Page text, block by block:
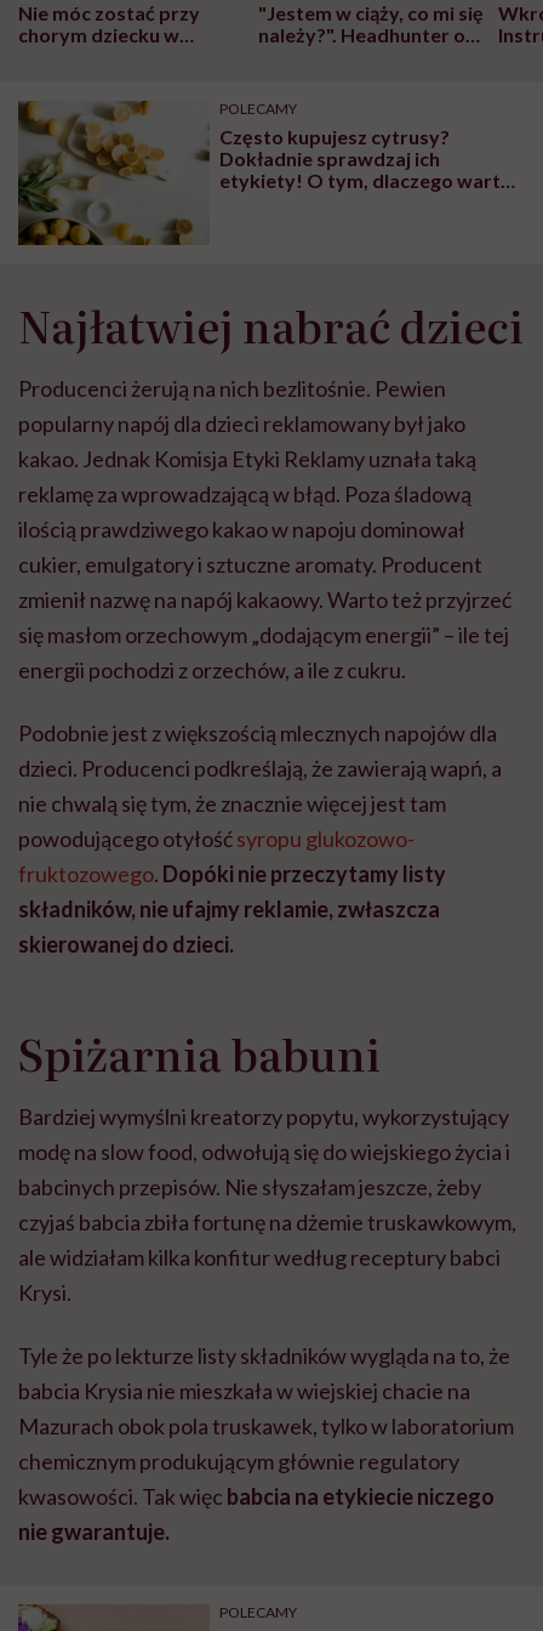
Nie móc zostać przy
chorym dziecku w
może chyba tylko
głupota i brak
wyobraźni"
"Jestem w ciąży, co mi się
należy?". Headhunter o
pracy
POLECAMY
Często kupujesz cytrusy?
Dokładnie sprawdzaj ich
etykiety! O tym, dlaczego warto
Najłatwiej nabrać dzieci
Producenci żerują na nich bezlitośnie. Pewien
popularny napój dla dzieci reklamowany był jako
kakao. Jednak Komisja Etyki Reklamy uznała taką
reklamę za wprowadzającą w błąd. Poza śladową
ilością prawdziwego kakao w napoju dominował
cukier, emulgatory i sztuczne aromaty. Producent
zmienił nazwę na napój kakaowy. Warto też przyjrzeć
się masłom orzechowym „dodającym energii” – ile tej
energii pochodzi z orzechów, a ile z cukru.
Podobnie jest z większością mlecznych napojów dla
dzieci. Producenci podkreślają, że zawierają wapń, a
nie chwalą się tym, że znacznie więcej jest tam
powodującego otyłośćsyropu glukozowo-
fruktozowego. Dopóki nie przeczytamy listy
składników, nie ufajmy reklamie, zwłaszcza
skierowanej do dzieci.
Spiżarnia babuni
Bardziej wymyślni kreatorzy popytu, wykorzystujący
modę na slow food, odwołują się do wiejskiego życia i
babcinych przepisów. Nie słyszałam jeszcze, żeby
czyjaś babcia zbiła fortunę na dżemie truskawkowym,
ale widziałam kilka konfitur według receptury babci
Krysi.
Tyle że po lekturze listy składników wygląda na to, że
babcia Krysia nie mieszkała w wiejskiej chacie na
Mazurach obok pola truskawek, tylko w laboratorium
chemicznym produkującym głównie regulatory
kwasowości. Tak więc babcia na etykiecie niczego
nie gwarantuje.
POLECAMY